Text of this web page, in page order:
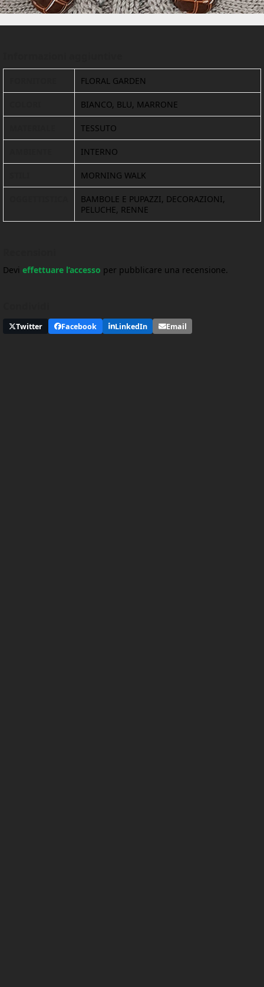
FLORAL GARDEN
BIANCO, BLU, MARRONE
TESSUTO
INTERNO
MORNING WALK
BAMBOLE E PUPAZZI, DECORAZIONI,
PELUCHE, RENNE
Devi effettuare l’accesso per pubblicare una recensione.
Twitter Facebook LinkedIn Email